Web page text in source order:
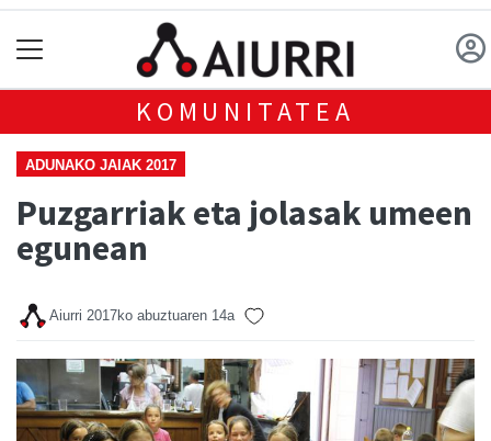
KOMUNITATEA
ADUNAKO JAIAK 2017
Puzgarriak eta jolasak umeen
egunean
Aiurri 2017ko abuztuaren 14a